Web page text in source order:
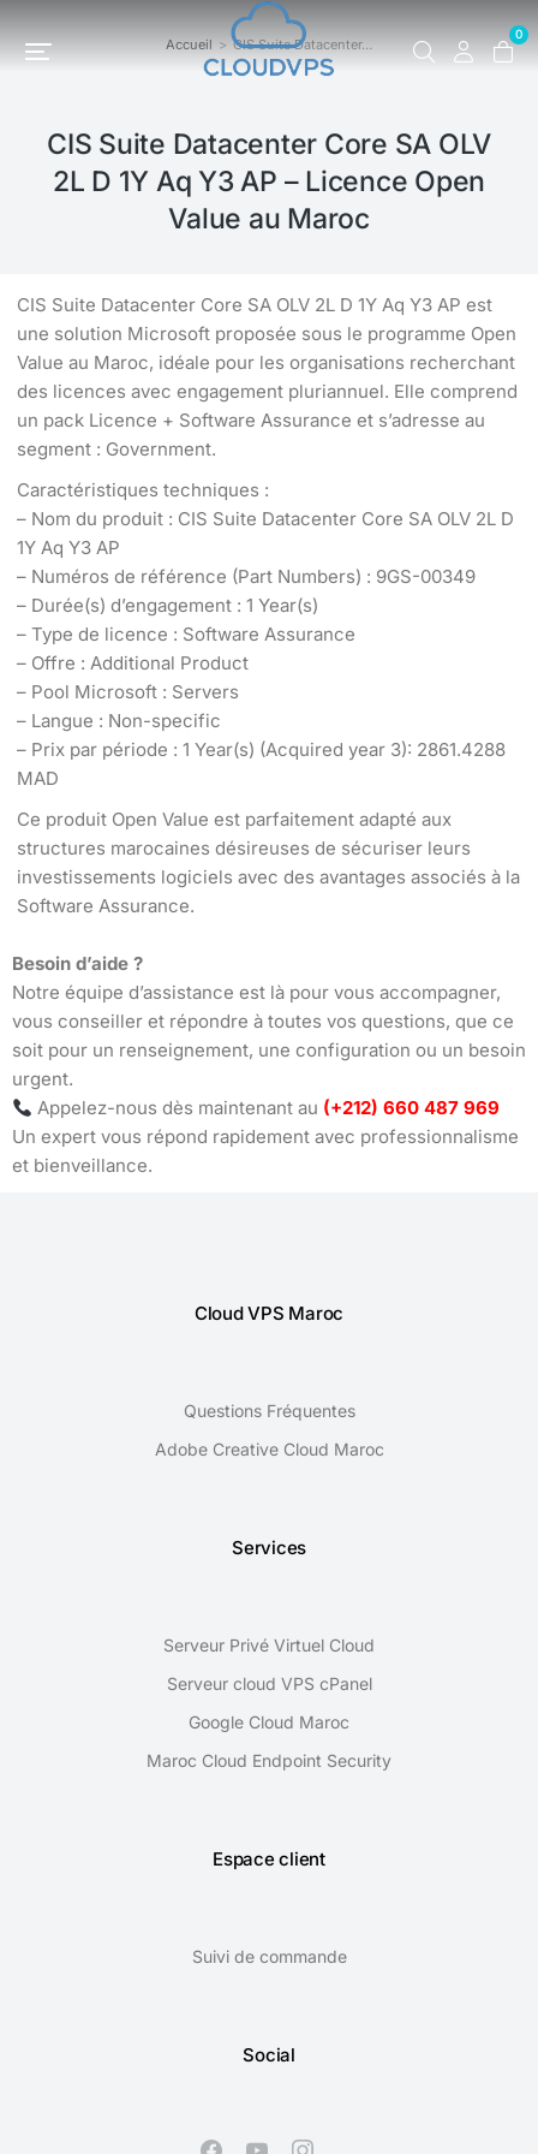
0
Vous êtes ici : Accueil CIS Suite Datacenter…
CIS Suite Datacenter Core SA OLV
2L D 1Y Aq Y3 AP – Licence Open
Value au Maroc
CIS Suite Datacenter Core SA OLV 2L D 1Y Aq Y3 AP est
une solution Microsoft proposée sous le programme Open
Value au Maroc, idéale pour les organisations recherchant
des licences avec engagement pluriannuel. Elle comprend
un pack Licence + Software Assurance et s’adresse au
segment : Government.
Caractéristiques techniques :
– Nom du produit : CIS Suite Datacenter Core SA OLV 2L D
1Y Aq Y3 AP
– Numéros de référence (Part Numbers) : 9GS-00349
– Durée(s) d’engagement : 1 Year(s)
– Type de licence : Software Assurance
– Offre : Additional Product
– Pool Microsoft : Servers
– Langue : Non-specific
– Prix par période : 1 Year(s) (Acquired year 3): 2861.4288
MAD
Ce produit Open Value est parfaitement adapté aux
structures marocaines désireuses de sécuriser leurs
investissements logiciels avec des avantages associés à la
Software Assurance.
Besoin d’aide ?
Notre équipe d’assistance est là pour vous accompagner,
vous conseiller et répondre à toutes vos questions, que ce
soit pour un renseignement, une configuration ou un besoin
urgent.
Appelez-nous dès maintenant au (+212) 660 487 969
Un expert vous répond rapidement avec professionnalisme
et bienveillance.
Cloud VPS Maroc
Questions Fréquentes
Adobe Creative Cloud Maroc
Services
Serveur Privé Virtuel Cloud
Serveur cloud VPS cPanel
Google Cloud Maroc
Maroc Cloud Endpoint Security
Espace client
Suivi de commande
Social